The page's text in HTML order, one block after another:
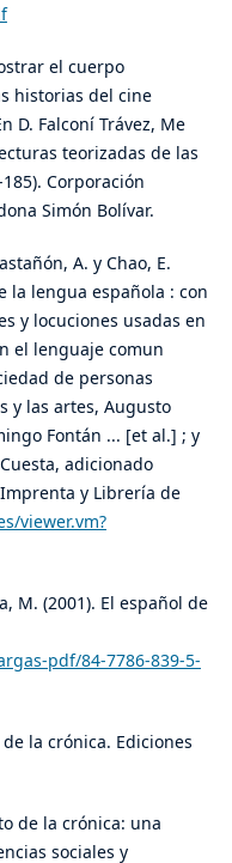
el cuerpo
historias del cine
D. Falconí Trávez, Me
teorizadas de las
Corporación
Simón Bolívar.
A. y Chao, E.
la lengua española : con
y locuciones usadas en
el lenguaje comun
de personas
y las artes, Augusto
Fontán ... [et al.] ; y
adicionado
y Librería de
viewer.vm?
M. (2001). El español de
pdf/84-7786-839-5-
de la crónica. Ediciones
de la crónica: una
sociales y